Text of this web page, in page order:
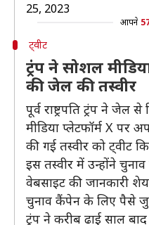
25, 2023
आपने
ट्वीट
ट्रंप ने सोशल
की जेल की तस्वीर
पूर्व राष्ट्रपति ट्रंप ने जेल
मीडिया प्लेटफॉर्म X पर
की गई तस्वीर को ट्वीट
इस तस्वीर में उन्होंने
वेबसाइट की जानकारी
चुनाव कैंपेन के लिए पैसे
ट्रंप ने करीब ढाई साल